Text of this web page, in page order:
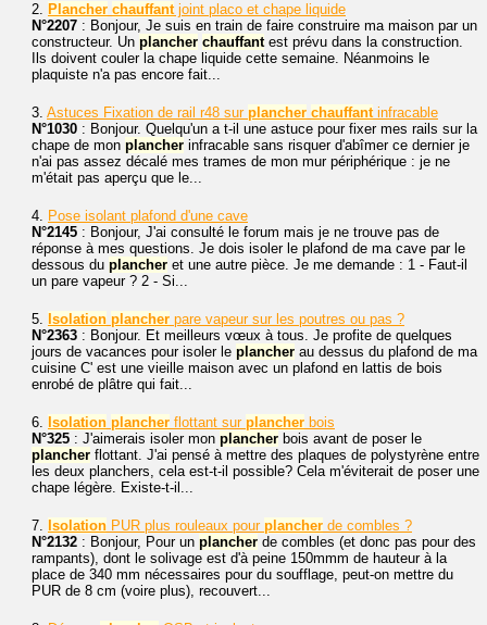
2. Plancher chauffantjoint placo et chape liquide
N°2207 : Bonjour, Je suis en train de faire construire ma maison par un
constructeur. Un plancher chauffantest prévu dans la construction.
Ils doivent couler la chape liquide cette semaine. Néanmoins le
plaquiste n'a pas encore fait...
3. Astuces Fixation de rail r48 sur plancher chauffantinfracable
N°1030 : Bonjour. Quelqu'un a t-il une astuce pour fixer mes rails sur la
chape de mon plancher infracable sans risquer d'abîmer ce dernier je
n'ai pas assez décalé mes trames de mon mur périphérique : je ne
m'était pas aperçu que le...
4. Pose isolant plafond d'une cave
N°2145 : Bonjour, J'ai consulté le forum mais je ne trouve pas de
réponse à mes questions. Je dois isoler le plafond de ma cave par le
dessous du plancher et une autre pièce. Je me demande : 1 - Faut-il
un pare vapeur ? 2 - Si...
5. Isolation plancher pare vapeur sur les poutres ou pas ?
N°2363 : Bonjour. Et meilleurs vœux à tous. Je profite de quelques
jours de vacances pour isoler le plancher au dessus du plafond de ma
cuisine C' est une vieille maison avec un plafond en lattis de bois
enrobé de plâtre qui fait...
6. Isolation plancher flottant sur plancher bois
N°325 : J'aimerais isoler mon plancher bois avant de poser le
plancher flottant. J'ai pensé à mettre des plaques de polystyrène entre
les deux planchers, cela est-t-il possible? Cela m'éviterait de poser une
chape légère. Existe-t-il...
7. Isolation PUR plus rouleaux pour plancher de combles ?
N°2132 : Bonjour, Pour un plancher de combles (et donc pas pour des
rampants), dont le solivage est d'à peine 150mmm de hauteur à la
place de 340 mm nécessaires pour du soufflage, peut-on mettre du
PUR de 8 cm (voire plus), recouvert...